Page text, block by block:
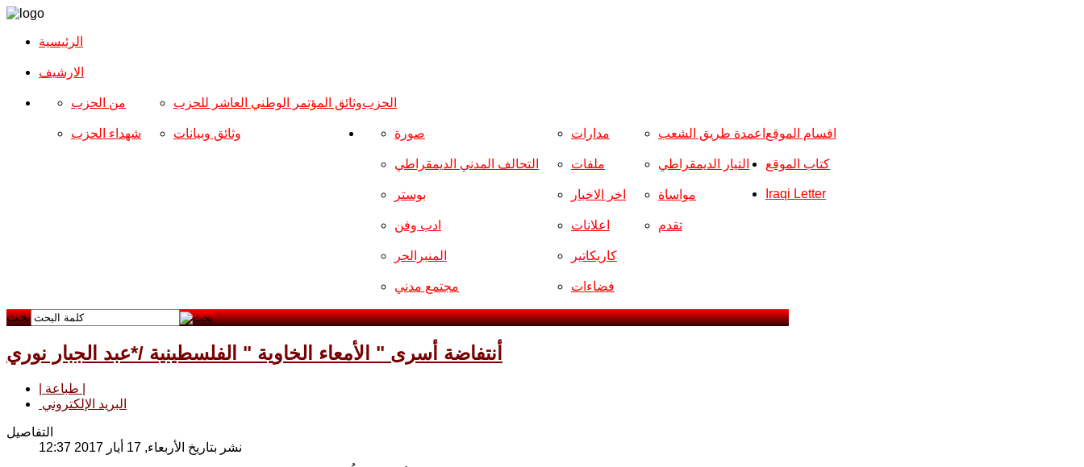
الرئيسية
الارشیف
الحزب من الحزب
شهداء الحزب
وثائق المؤتمر الوطني العاشر للحزب
وثائق وبيانات اقسام الموقع صورة
التحالف المدني الديمقراطي
بوستر
ادب وفن
المنبرالحر
مجتمع مدني
مدارات
ملفات
اخر الاخبار
اعلانات
كاريكاتير
فضاءات
اعمدة طريق الشعب
التيار الديمقراطي
مواساة
تقدم
كتاب الموقع
Iraqi Letter
بحث
أنتفاضة أسرى " الأمعاء الخاوية " الفلسطينية /*عبد الجبار نوري
البريد الإلكتروني
التفاصيل
نشر بتاريخ الأربعاء, 17 أيار 2017 12:37